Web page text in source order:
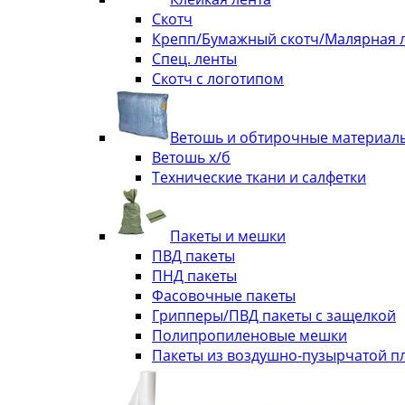
Скотч
Крепп/Бумажный скотч/Малярная
Спец. ленты
Скотч с логотипом
Ветошь и обтирочные
Ветошь х/б
Технические ткани и салфетки
Пакеты и мешки
ПВД пакеты
ПНД пакеты
Фасовочные пакеты
Грипперы/ПВД пакеты с защелкой
Полипропиленовые мешки
Пакеты из воздушно-пузырчатой